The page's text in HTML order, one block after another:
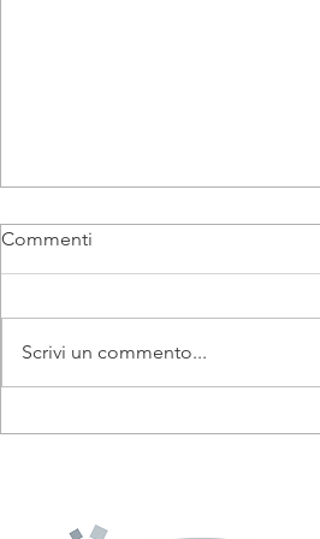
Art Bonus
Commenti
Scrivi un commento...